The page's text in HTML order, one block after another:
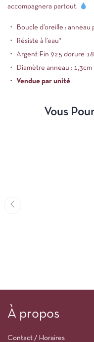
accompagnera partout.
・ Boucle d’oreille :
・ Résiste à l’eau*
・ Argent Fin 925 dorure
・ Diamètre anneau : 1,3cm
・ Vendue par unité
Vous
À propos
Contact / Horaires